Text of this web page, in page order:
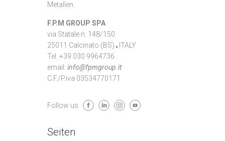
Metallen.
F.P.M GROUP SPA
via Statale n. 148/150
25011 Calcinato (BS)
ITALY
Tel. +39 030 9964736
email: info@fpmgroup.it
C.F./P.iva 03534770171
Follow us
Seiten